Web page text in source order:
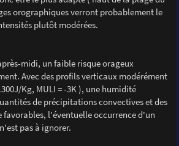
orographiques verront probablement le
plutôt modérées.
midi, un faible risque orageux
Avec des profils verticaux modérément
Kg, MULI = -3K ), une humidité
de précipitations convectives et des
favorables, l'éventuelle occurrence d'un
pas à ignorer.